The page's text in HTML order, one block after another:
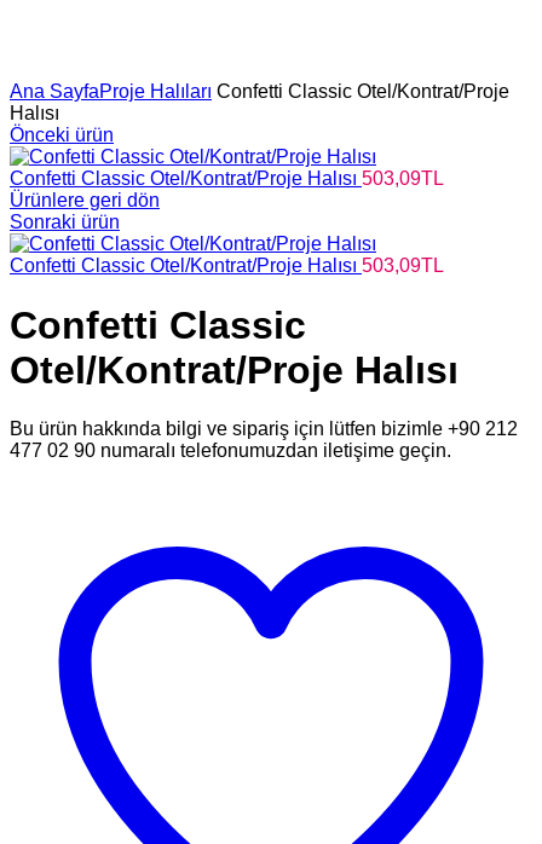
Ana SayfaProje Halıları Confetti Classic Otel/Kontrat/Proje
Halısı
Önceki ürün
Confetti Classic Otel/Kontrat/Proje Halısı 503,09TL
Ürünlere geri dön
Sonraki ürün
Confetti Classic Otel/Kontrat/Proje Halısı 503,09TL
Confetti Classic
Otel/Kontrat/Proje Halısı
Bu ürün hakkında bilgi ve sipariş için lütfen bizimle +90 212
477 02 90 numaralı telefonumuzdan iletişime geçin.